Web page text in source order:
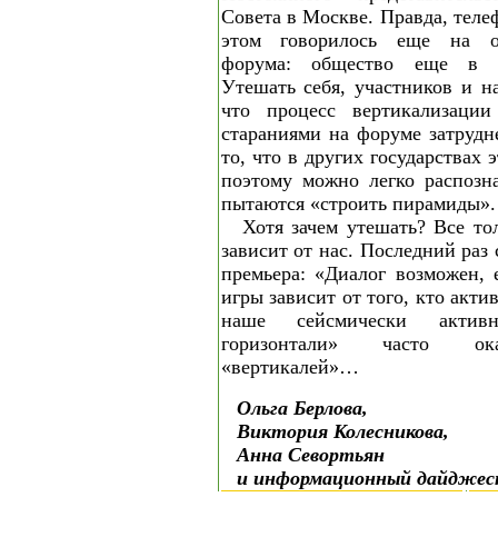
Совета в Москве. Правда,
этом говорилось еще на
форума: общество еще в
Утешать себя, участников и
что процесс
стараниями на форуме
то, что в других государствах
поэтому можно легко
пытаются «строить пирамиды».
Хотя зачем утешать? Все
зависит от нас. Последний
премьера: «Диалог возможен,
игры зависит от того, кто
наше сейсмически
горизонтали» часто
«вертикалей»…
Ольга Берлова,
Виктория Колесникова,
Анна Севортьян
и информационный